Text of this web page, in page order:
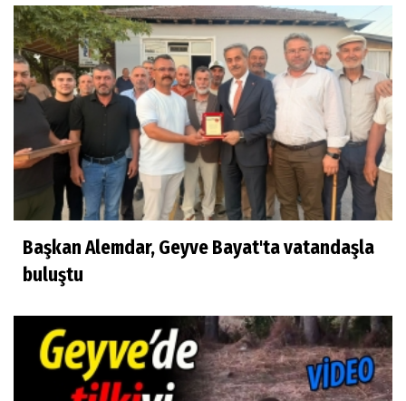
Başkan Alemdar, Geyve Bayat'ta vatandaşla
buluştu